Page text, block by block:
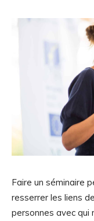
Faire un séminaire
resserrer les liens
personnes avec qui